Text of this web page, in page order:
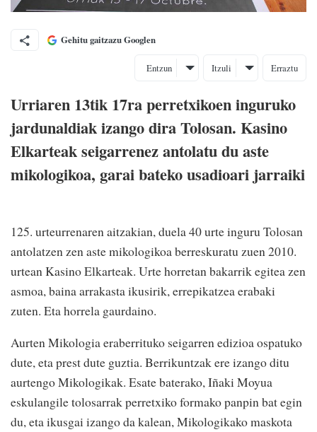
Gehitu gaitzazu Googlen
Entzun Itzuli Erraztu
Urriaren 13tik 17ra perretxikoen inguruko
jardunaldiak izango dira Tolosan. Kasino
Elkarteak seigarrenez antolatu du aste
mikologikoa, garai bateko usadioari jarraiki
125. urteurrenaren aitzakian, duela 40 urte inguru Tolosan
antolatzen zen aste mikologikoa berreskuratu zuen 2010.
urtean Kasino Elkarteak. Urte horretan bakarrik egitea zen
asmoa, baina arrakasta ikusirik, errepikatzea erabaki
zuten. Eta horrela gaurdaino.
Aurten Mikologia eraberrituko seigarren edizioa ospatuko
dute, eta prest dute guztia. Berrikuntzak ere izango ditu
aurtengo Mikologikak. Esate baterako, Iñaki Moyua
eskulangile tolosarrak perretxiko formako panpin bat egin
du, eta ikusgai izango da kalean, Mikologikako maskota